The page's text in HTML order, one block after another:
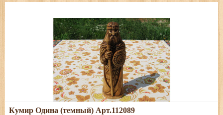
Подробнее
Кумир Одина (темный) Арт.112089